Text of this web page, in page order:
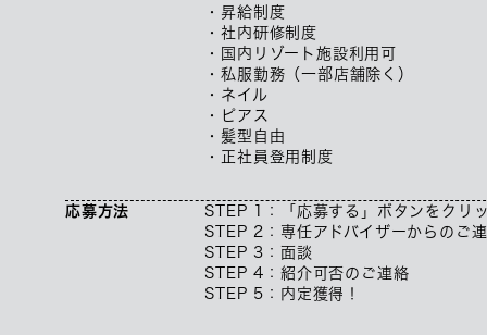
・昇給制度
・社内研修制度
・国内リゾート施設利用可
・私服勤務（一部店舗除く）
・ネイル
・ピアス
・髪型自由
・正社員登用制度
応募方法
STEP 1：「応募する」ボタンをクリ
STEP 2：専任アドバイザーからのご
STEP 3：面談
STEP 4：紹介可否のご連絡
STEP 5：内定獲得！